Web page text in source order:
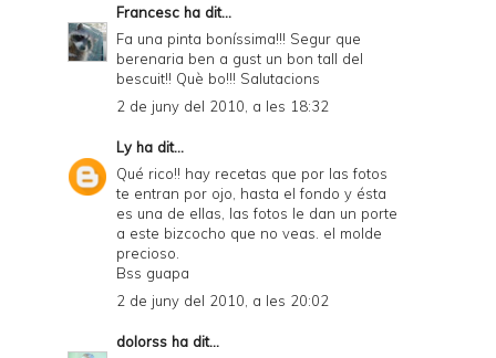
Francesc ha dit...
Fa una pinta boníssima!!! Segur que
berenaria ben a gust un bon tall del
bescuit!! Què bo!!! Salutacions
2 de juny del 2010, a les 18:32
Lyha dit...
Qué rico!! hay recetas que por las fotos
te entran por ojo, hasta el fondo y ésta
es una de ellas, las fotos le dan un porte
a este bizcocho que no veas. el molde
precioso.
Bss guapa
2 de juny del 2010, a les 20:02
dolorss ha dit...